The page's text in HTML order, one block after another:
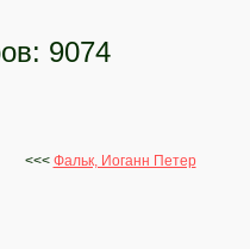
9074
<<< Фальк, Иоганн Петер